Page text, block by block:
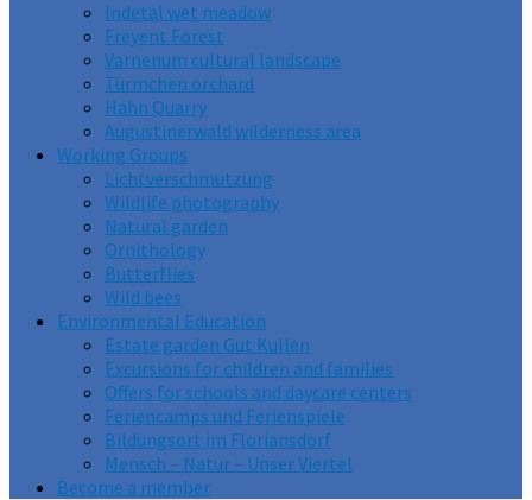
Indetal wet meadow
Freyent Forest
Varnenum cultural landscape
Türmchen orchard
Hahn Quarry
Augustinerwald wilderness area
Working Groups
Lichtverschmutzung
Wildlife photography
Natural garden
Ornithology
Butterflies
Wild bees
Environmental Education
Estate garden Gut Kullen
Excursions for children and families
Offers for schools and daycare centers
Feriencamps und Ferienspiele
Bildungsort im Floriansdorf
Mensch – Natur – Unser Viertel
Become a member